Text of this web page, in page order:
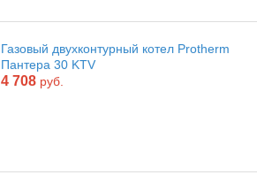
Газовый двухконтурный котел Protherm
Пантера 30 KTV
4 708 руб.